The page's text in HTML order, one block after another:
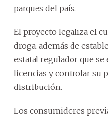
parques del país.
El proyecto legaliza el
droga, además de
estatal regulador que
licencias y controlar su
distribución.
Los consumidores